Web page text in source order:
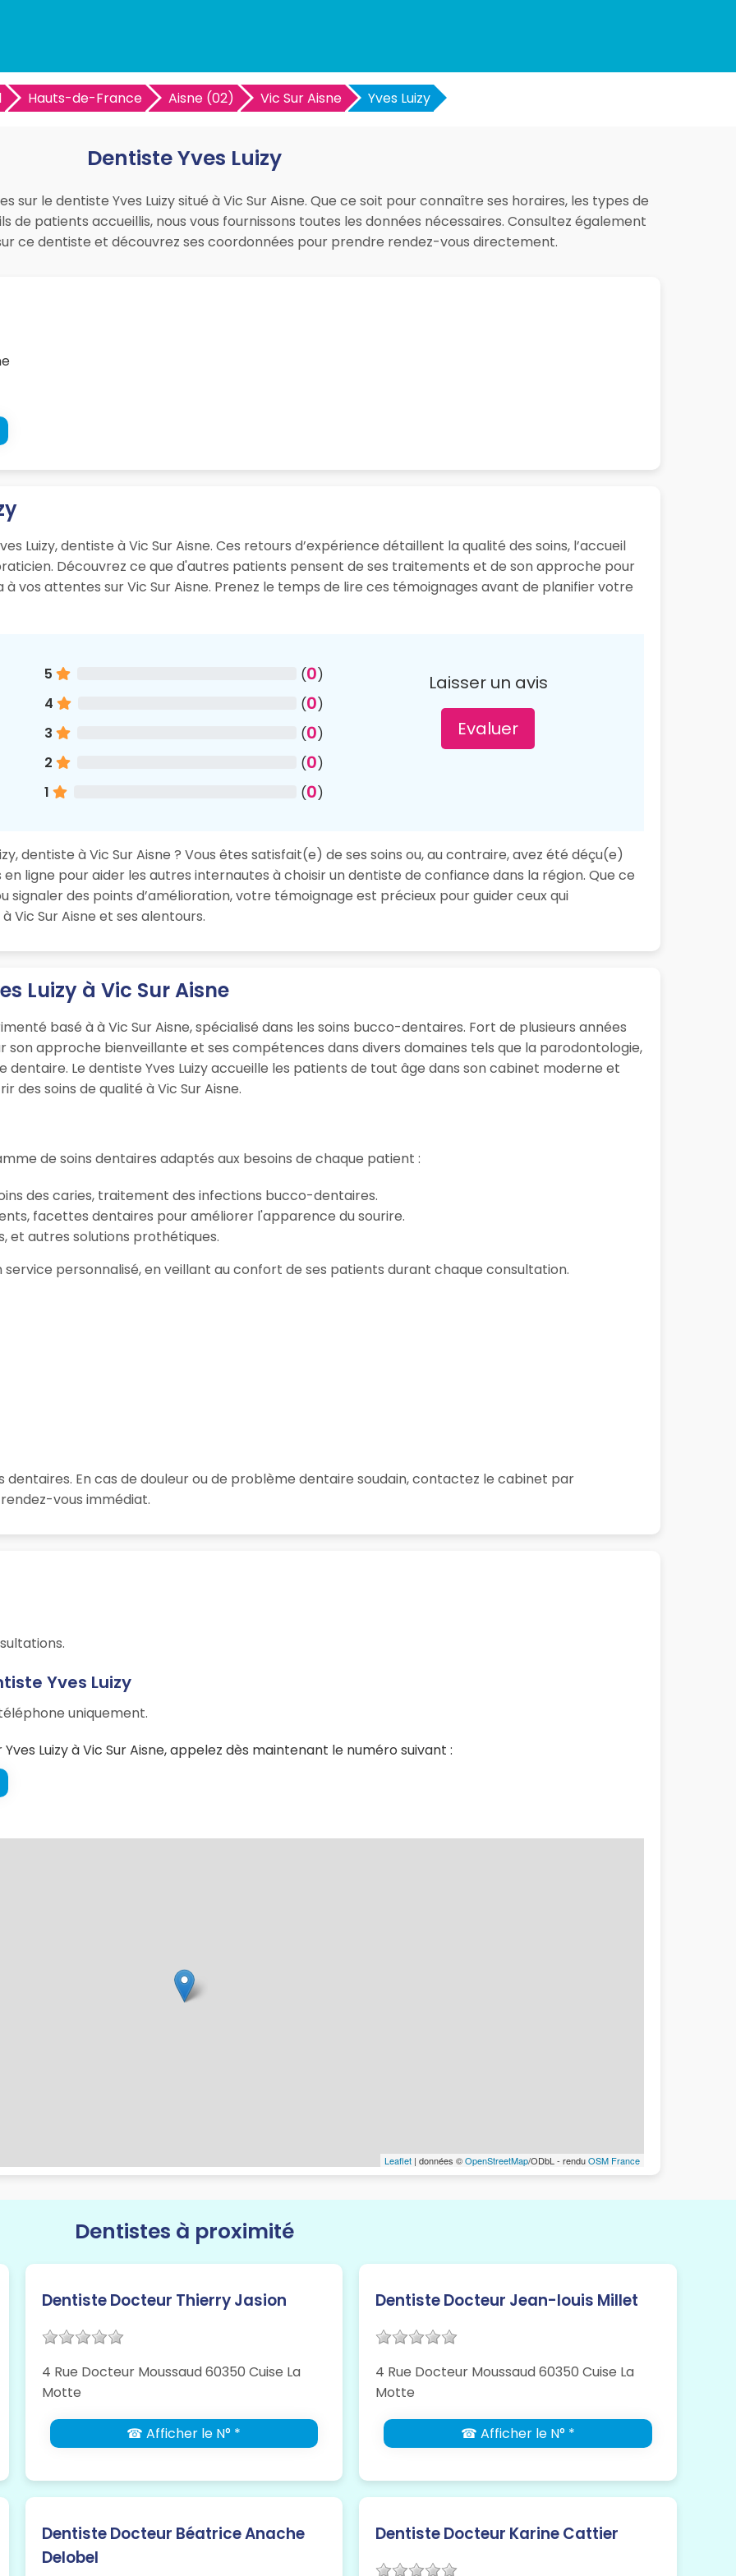
Hauts-de-France Aisne (02) Vic Sur Aisne Yves Luizy
Dentiste Yves Luizy
sur le dentiste Yves Luizy situé à Vic Sur Aisne. Que ce soit pour connaître ses horaires, les types de
de patients accueillis, nous vous fournissons toutes les données nécessaires. Consultez également
ce dentiste et découvrez ses coordonnées pour prendre rendez-vous directement.
Luizy, dentiste à Vic Sur Aisne. Ces retours d’expérience détaillent la qualité des soins, l’accueil
Découvrez ce que d'autres patients pensent de ses traitements et de son approche pour
vos attentes sur Vic Sur Aisne. Prenez le temps de lire ces témoignages avant de planifier votre
5 (0)
4
(0)
3
(0)
2
(0)
1
(0)
Laisser un avis
Evaluer
dentiste à Vic Sur Aisne ? Vous êtes satisfait(e) de ses soins ou, au contraire, avez été déçu(e)
ligne pour aider les autres internautes à choisir un dentiste de confiance dans la région. Que ce
des points d’amélioration, votre témoignage est précieux pour guider ceux qui
Vic Sur Aisne et ses alentours.
Luizy à Vic Sur Aisne
basé à à Vic Sur Aisne, spécialisé dans les soins bucco-dentaires. Fort de plusieurs années
approche bienveillante et ses compétences dans divers domaines tels que la parodontologie,
Le dentiste Yves Luizy accueille les patients de tout âge dans son cabinet moderne et
des soins de qualité à Vic Sur Aisne.
de soins dentaires adaptés aux besoins de chaque patient :
des caries, traitement des infections bucco-dentaires.
facettes dentaires pour améliorer l'apparence du sourire.
et autres solutions prothétiques.
personnalisé, en veillant au confort de ses patients durant chaque consultation.
dentaires. En cas de douleur ou de problème dentaire soudain, contactez le cabinet par
vous immédiat.
Yves Luizy
uniquement.
Luizy à Vic Sur Aisne, appelez dès maintenant le numéro suivant :
Leaflet | données ©OpenStreetMap/ODbL - renduOSM France
Dentistes à proximité
Dentiste Docteur Thierry Jasion
4 Rue Docteur Moussaud 60350 Cuise La
Motte
☎ Afficher le N° *
Dentiste Docteur Jean-louis Millet
4 Rue Docteur Moussaud 60350 Cuise La
Motte
☎ Afficher le N° *
Dentiste Docteur Béatrice Anache
Delobel
Dentiste Docteur Karine Cattier